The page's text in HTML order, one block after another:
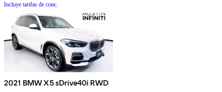
Incluye tarifas de conc.
2021 BMW X5 sDrive40i RWD